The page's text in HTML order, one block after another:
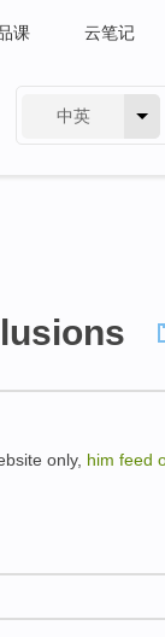
课 云笔记
中英
only, him feed